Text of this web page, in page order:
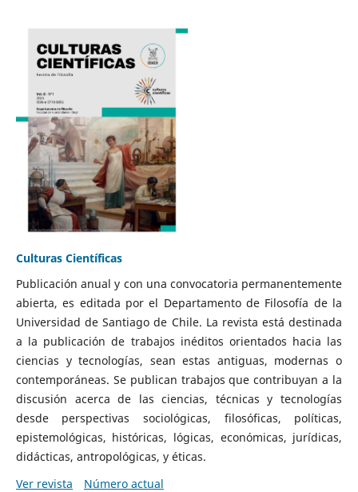
Culturas Científicas
Publicación anual y con una convocatoria permanentemente
abierta, es editada por el Departamento de Filosofía de la
Universidad de Santiago de Chile. La revista está destinada
a la publicación de trabajos inéditos orientados hacia las
ciencias y tecnologías, sean estas antiguas, modernas o
contemporáneas. Se publican trabajos que contribuyan a la
discusión acerca de las ciencias, técnicas y tecnologías
desde perspectivas sociológicas, filosóficas, políticas,
epistemológicas, históricas, lógicas, económicas, jurídicas,
didácticas, antropológicas, y éticas.
Ver revista
Número actual